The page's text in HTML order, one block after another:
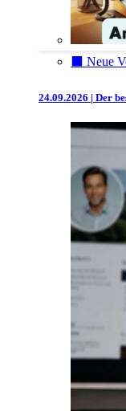
⬛️ Neue
24.09.2026 | Der